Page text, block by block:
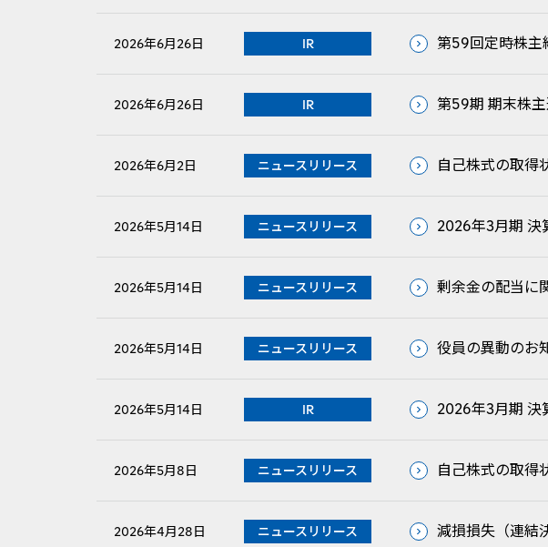
2026年6月26日 IR 第59回定時株
2026年6月26日 IR 第59期 期末株
2026年6月2日 ニュースリリース 自己株式の取得
PDFファイルが新規ウィンドウで開きます
2026年5月14日 ニュースリリース 2026年3月期 決
PDFファイルが新規ウィンドウで開きます
2026年5月14日 ニュースリリース 剰余金の配当に
PDFファイルが新規ウィンドウで開きます
2026年5月14日 ニュースリリース 役員の異動のお
PDFファイルが新規ウィンドウで開きます
2026年5月14日 IR 2026年3月期 決
2026年5月8日 ニュースリリース 自己株式の取得
PDFファイルが新規ウィンドウで開きます
2026年4月28日 ニュースリリース
減損損失（連結
PDFファイルが新規ウィンドウで開きます